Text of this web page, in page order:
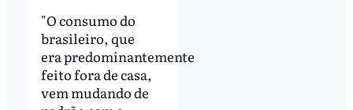
"O consumo do
brasileiro, que
era predominantemente
feito fora de casa,
vem mudando de